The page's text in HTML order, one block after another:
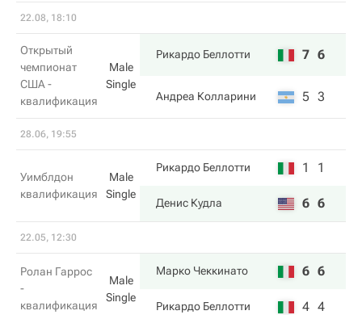
22.08, 18:10
Открытый
чемпионат
США -
квалификация
Male
Single
Рикардо Беллотти 7 6
Андреа Колларини 5 3
28.06, 19:55
Уимблдон
квалификация
Male
Single
Рикардо Беллотти 1 1
Денис Кудла 6 6
22.05, 12:30
Ролан Гаррос
-
квалификация
Male
Single
Марко Чеккинато 6 6
Рикардо Беллотти 4 4